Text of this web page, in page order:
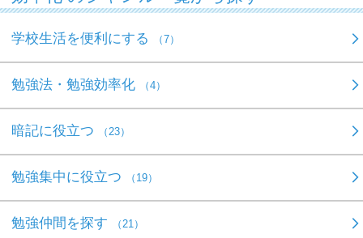
学校生活を便利にする （7）
勉強法・勉強効率化 （4）
暗記に役立つ （23）
勉強集中に役立つ （19）
勉強仲間を探す （21）